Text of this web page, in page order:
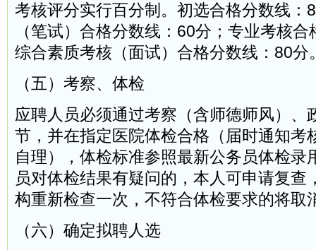
考核评分实行百分制。初选合格分数线：
（笔试）合格分数线：60分；专业考核
综合素质考核（面试）合格分数线：80分
（五）考察、体检
应聘人员必须通过考察（含师德师风）、
节，并在指定医院体检合格（届时通知考
自理），体检标准参照最新公务员体检录
员对体检结果有疑问的，本人可申请复查
构重新检查一次，不符合体检要求的将取
（六）确定拟聘人选